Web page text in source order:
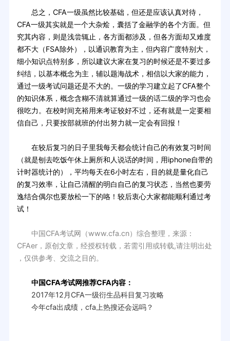
总之，CFA一级虽然比较基础，但还是应该认真对待，
CFA一级其实就是一个大杂烩，囊括了金融学的各个方面。但
究其内容，则是浅尝辄止，各方面都涉及，但各方面却又难度
都不大（FSA除外），以通识教育为主，但内容广度特别大，
细小知识点特别多，所以建议大家在复习的时候还是不要过多
纠结，以基本概念为主，辅以题海战术，相信以大家的能力，
通过一级考试问题还是不大的。一级的学习建立起了CFA整个
的知识体系，概念含糊不清就算通过一级的话二级的学习也会
很吃力。在校时间充裕用来考证较好不过，还有就是一定要相
信自己，只要按部就班的付出努力就一定会有回报！
在较后复习的日子里我每天都会统计自己的有效复习时间
（就是刨去吃饭午休上厕所和人说话的时间，用iphone自带的
计时器统计的），平均每天在6小时左右，目的就是量化自己
的复习效率，让自己清醒的明白自己的复习状态，当然也要劳
逸结合偶尔也要放松一下的咯！较后衷心大家都能顺利通过考
试！
中国CFA考试网（www.cfa.cn）综合整理，来源：
CFAer，原创文章，经授权转载，若需引用或转载,请注明出处
，仅供参考、交流之目的。
中国CFA考试网推荐CFA内容：
2017年12月CFA一级衍生品科目复习攻略
今年cfa出成绩，cfa上热搜还会远吗？